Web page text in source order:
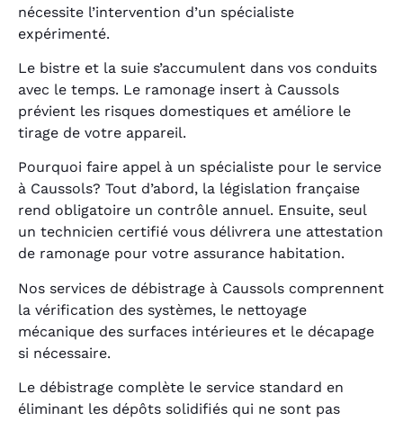
nécessite l’intervention d’un spécialiste
expérimenté.
Le bistre et la suie s’accumulent dans vos conduits
avec le temps. Le ramonage insert à Caussols
prévient les risques domestiques et améliore le
tirage de votre appareil.
Pourquoi faire appel à un spécialiste pour le service
à Caussols? Tout d’abord, la législation française
rend obligatoire un contrôle annuel. Ensuite, seul
un technicien certifié vous délivrera une attestation
de ramonage pour votre assurance habitation.
Nos services de débistrage à Caussols comprennent
la vérification des systèmes, le nettoyage
mécanique des surfaces intérieures et le décapage
si nécessaire.
Le débistrage complète le service standard en
éliminant les dépôts solidifiés qui ne sont pas